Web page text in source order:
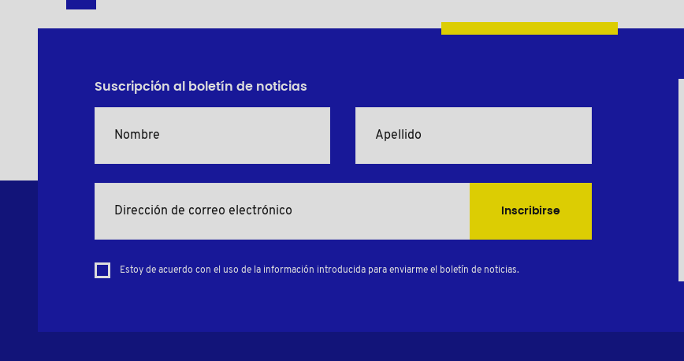
Suscripción al boletín de noticias
Inscribirse
Estoy de acuerdo con el uso de la información introducida para enviarme el boletín de noticias.